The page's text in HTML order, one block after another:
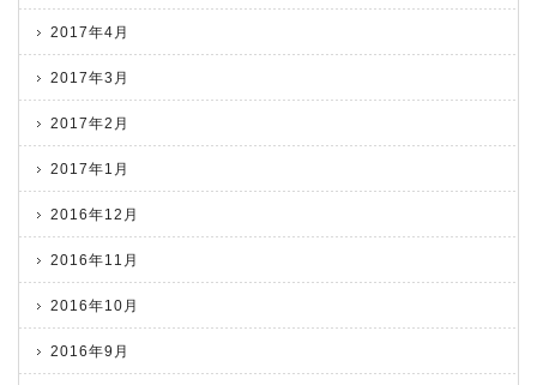
2017年4月
2017年3月
2017年2月
2017年1月
2016年12月
2016年11月
2016年10月
2016年9月